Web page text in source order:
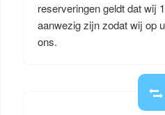
reserveringen geldt dat wij
aanwezig zijn zodat wij op
ons.